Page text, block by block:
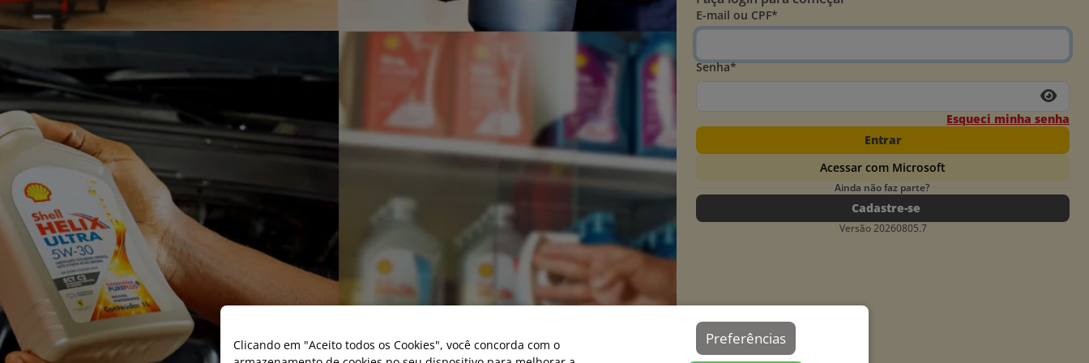
Clicando em "Aceito todos os Cookies", você concorda com o
Preferências
E-mail ou CPF*
Senha*
Esqueci minha senha
Entrar
Acessar com Microsoft
Ainda não faz parte?
Cadastre-se
Versão 20260805.7